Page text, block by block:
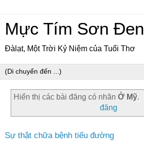
Mực Tím Sơn Đen
Đàlạt, Một Trời Kỷ Niệm của Tuổi Thơ
Hiển thị các bài đăng có nhãn Ở Mỹ.
đăng
Sự thật chữa bệnh tiểu đường